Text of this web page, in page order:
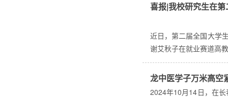
喜报|我校研究生在
近日，第二届全国大学
谢艾秋子在就业赛道高
龙中医学子万米高空
2024年10月14日，在